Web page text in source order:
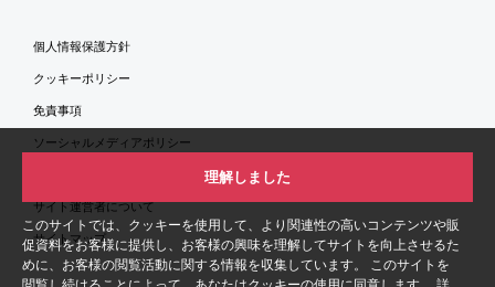
このサイトでは、クッキーを使用して、より関連性の高いコンテンツや販
促資料をお客様に提供し、お客様の興味を理解してサイトを向上させるた
めに、お客様の閲覧活動に関する情報を収集しています。 このサイトを
理解しました
個人情報保護方針
クッキーポリシー
免責事項
ソーシャルメディアポリシー
サイト運営者について
サイトマップ